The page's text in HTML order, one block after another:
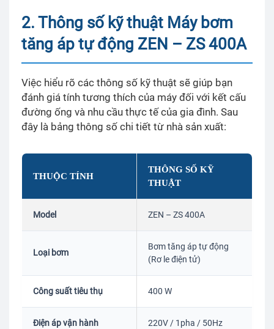
2. Thông số kỹ thuật Máy bơm
tăng áp tự động ZEN – ZS 400A
Việc hiểu rõ các thông số kỹ thuật sẽ giúp bạn
đánh giá tính tương thích của máy đối với kết cấu
đường ống và nhu cầu thực tế của gia đình. Sau
đây là bảng thông số chi tiết từ nhà sản xuất:
THUỘC TÍNH
THÔNG SỐ KỸ
THUẬT
Model ZEN – ZS 400A
Loại bơm
Bơm tăng áp tự động
(Rơ le điện tử)
Công suất tiêu thụ 400 W
Điện áp vận hành 220V / 1pha / 50Hz